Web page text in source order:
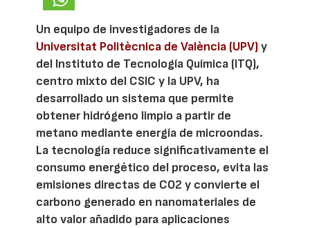
Un equipo de investigadores de la
Universitat Politècnica de València (UPV)y
del Instituto de Tecnología Química (ITQ),
centro mixto del CSIC y la UPV, ha
desarrollado un sistema que permite
obtener hidrógeno limpio a partir de
metano mediante energía de microondas.
La tecnología reduce significativamente el
consumo energético del proceso, evita las
emisiones directas de CO2 y convierte el
carbono generado en nanomateriales de
alto valor añadido para aplicaciones